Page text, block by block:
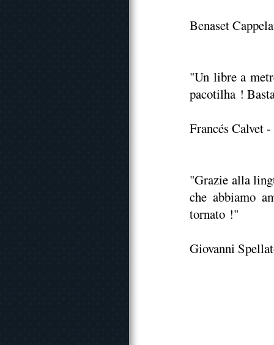
Benaset
"Un libre a
pacotilha !
Francés Calvet
"Grazie alla
che abbiamo
tornato !"
Giovanni